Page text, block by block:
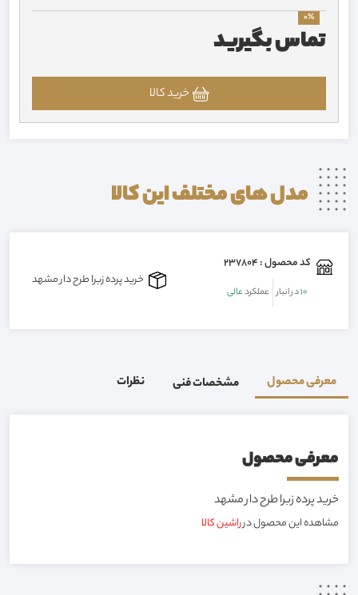
0%
تماس بگیرید
خرید کالا
مدل های مختلف اینکالا
کد محصول : 237804
10در انبار عملکردعالی
خرید پرده زبرا طرح دار مشهد
معرفی محصول مشخصات فنی نظرات
معرفی محصول
خرید پرده زبرا طرح دار مشهد
مشاهده این محصول درراشین کالا